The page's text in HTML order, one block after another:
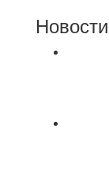
Новости